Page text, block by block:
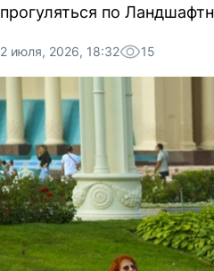
прогуляться по
2 июля, 2026, 18:32 15